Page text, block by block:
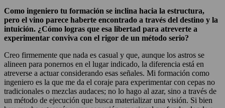
Como ingeniero tu formación se inclina hacia la estructura,
pero el vino parece haberte encontrado a través del destino y la
intuición. ¿Cómo logras que esa libertad para atreverte a
experimentar conviva con el rigor de un método serio?
Creo firmemente que nada es casual y que, aunque los astros se
alineen para ponernos en el lugar indicado, la diferencia está en
atreverse a actuar considerando esas señales. Mi formación como
ingeniero es la que me da el coraje para experimentar con cepas no
tradicionales o mezclas audaces; no lo hago al azar, sino a través de
un método de ejecución que busca materializar una visión. Si bien